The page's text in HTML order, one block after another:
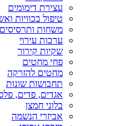
עצירת דימומים
טיפול בכוויות
משחות ותרסיסים
ערכות עירוי
שקיות קירור
פחי מחטים
מחטים להזרקה
תחבושות שונות
אגדים, פדים,
בלוני חמצן
אביזרי הנשמה